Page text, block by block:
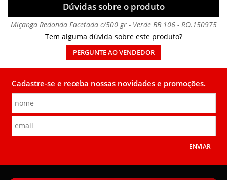
Dúvidas sobre o produto
Miçanga Redonda Facetada c/500 gr - Verde BB 106 - RO.150975
Tem alguma dúvida sobre este produto?
PERGUNTE AO VENDEDOR
Cadastre-se e receba nossas novidades e promoções.
ENVIAR